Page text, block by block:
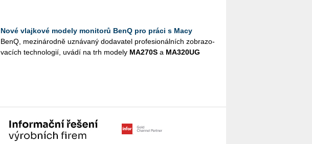
Nové vlajkové modely monitorů BenQ pro práci s Macy
BenQ, me­zi­ná­rod­ně uzná­va­ný do­da­va­tel pro­fe­si­o­nál­ních zob­ra­zo­
va­cích tech­no­lo­gií, uvádí na trh mo­de­ly MA­270S a MA­320UG